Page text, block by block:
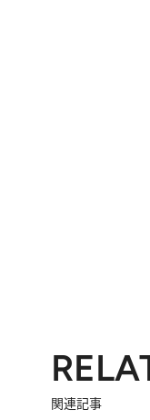
関連記事